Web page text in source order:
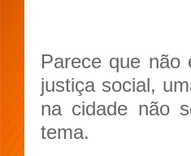
Parece que não
justiça social,
na cidade não
tema.